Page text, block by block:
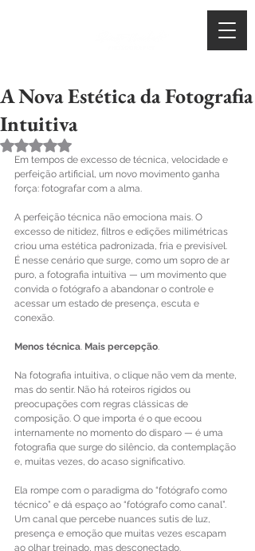
A Nova Estética da Fotografia
Intuitiva
Avaliado com NaN de 5 estrelas.
Em tempos de excesso de técnica, velocidade e
perfeição artificial, um novo movimento ganha
força: fotografar com a alma.
A perfeição técnica não emociona mais. O
excesso de nitidez, filtros e edições milimétricas
criou uma estética padronizada, fria e previsível.
É nesse cenário que surge, como um sopro de ar
puro, a fotografia intuitiva — um movimento que
convida o fotógrafo a abandonar o controle e
acessar um estado de presença, escuta e
conexão.
Menos técnica. Mais percepção.
Na fotografia intuitiva, o clique não vem da mente,
mas do sentir. Não há roteiros rígidos ou
preocupações com regras clássicas de
composição. O que importa é o que ecoou
internamente no momento do disparo — é uma
fotografia que surge do silêncio, da contemplação
e, muitas vezes, do acaso significativo.
Ela rompe com o paradigma do “fotógrafo como
técnico” e dá espaço ao “fotógrafo como canal”.
Um canal que percebe nuances sutis de luz,
presença e emoção que muitas vezes escapam
ao olhar treinado, mas desconectado.